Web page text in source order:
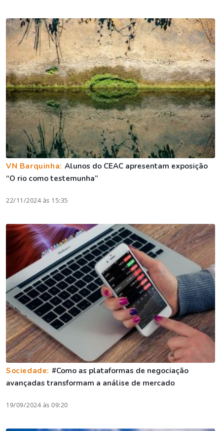
VN Barquinha: Alunos do CEAC apresentam exposição
“O rio como testemunha”
22/11/2024 às 15:35
Sociedade: #Como as plataformas de negociação
avançadas transformam a análise de mercado
19/09/2024 às 09:20